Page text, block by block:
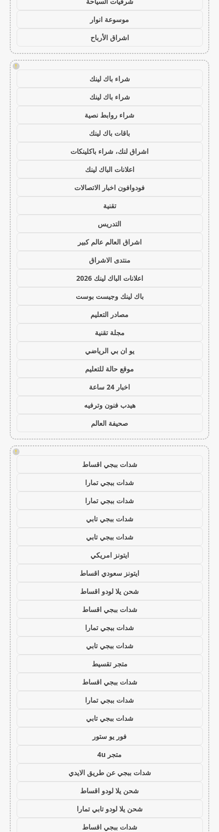
موسوعة انوار
اشراق الأرباح
!
شراء باك لينك
شراء باك لينك
شراء روابط نصية
باقات باك لينك
اشراق لنك، شراء باكلينكات
اعلانات الباك لينك
فودوافون اخبار الاتصالات
تقنية
التدريس
اشراق العالم عالم كبير
منتدى الاشراق
اعلانات الباك لينك 2026
باك لينك وجيست بوست
مصادر التعليم
مجلة تقنية
يو ان بي الرياضي
موقع حالة للتعليم
اخبار 24 ساعة
هيدب فنون وترفيه
صحيفة العالم
!
شدات ببجي اقساط
شدات ببجي تمارا
شدات ببجي تمارا
شدات ببجي تابي
شدات ببجي تابي
ايتونز امريكي
ايتونز سعودي اقساط
شحن يلا لودو اقساط
شدات ببجي اقساط
شدات ببجي تمارا
شدات ببجي تابي
متجر تقسيط
شدات ببجي اقساط
شدات ببجي تمارا
شدات ببجي تابي
فور يو ستور
متجر 4u
شدات ببجي عن طريق الايدي
شحن يلا لودو اقساط
شحن يلا لودو تابي تمارا
شدات ببجي اقساط